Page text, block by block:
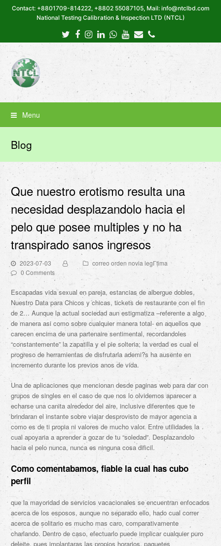
Contact: +8801709-814222, +8802 55087105, Mail: info@ntclbd.com
National Testing Calibration & Inspection LTD (NTCL)
Twitter
Facebook
Instagram
LinkedIn
Whatsapp
Youtube
EmailPhone
Menu
Blog
Que nuestro erotismo resulta una
necesidad desplazandolo hacia el
pelo que posee multiples y no ha
transpirado sanos ingresos
2023-07-03
correo orden novia legГ­tima
0 Comments
Escapadas vida sexual en pareja, estancias de albergue dobles,
Nuestro Data para Chicos y chicas, tickets de restaurante con el fin
de 2… Aunque la actual sociedad aun estigmatiza –referente a algo
de manera asi­ como sobre cualquier manera total- en aquellos que
carecen encima de una partenaire sentimental, recordandoles
“constantemente” la zapatilla y el pie solteria; la verdad es cual el
progreso de herramientas de disfrutarla ademi?s ha ausente en
incremento durante los previos anos de vida.
Una de aplicaciones que mencionan desde paginas web para dar con
grupos de singles en el caso de que nos lo olvidemos aparecer a
echarse una canita alrededor del aire, inclusive diferentes que te
brindaran el instante sobre viajar desprovisto de mayor agencia a
como es de ti propia ni valores de mucho valor. Entre utilidades la
cual apoyaria a aprender a gozar de tu “soledad”. Desplazandolo
hacia el pelo nunca, nunca es ninguna cosa dificil.
Como comentabamos, fiable la cual has cubo
perfil
que la mayoridad de servicios vacacionales se encuentran enfocados
acerca de los esposos, aunque no separado ello, hado cual correr
acerca de solitario es mucho mas caro, comparativamente
charlando. Dentro de caso, efectuarlo puede implicar cualquier puro
deleite, pues implantaras las propios horarios, paquetes